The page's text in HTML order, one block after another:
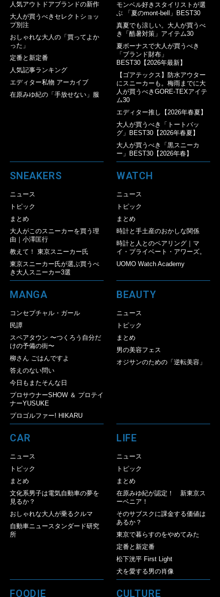
人気アウトドアブランドの新作
大人が買うべきセレクトショッ
プ別注
おしゃれな大人の「買ってよか
った」
定番と新定番
人気記事ランキング
エディター私物 アーカイブ
在原みゆ紀の「手放せない」服
モンベル好きスタイリストが選
ぶ 「夏のmont-bell」BEST30
真夏でも涼しい。大人が買うべ
き「酷暑対策」アイテム30
夏ボーナスで大人が買うべき
「ブランド財布」
BEST30【2026年最新】
【ゴアテックス】防水アウター
にスニーカーも。梅雨までに大
人が買うべきGORE-TEXアイテ
ム30
エディター推し【2026年春夏】
大人が買うべき「トートバッ
グ」BEST30【2026年春夏】
大人が買うべき「黒スニーカ
ー」BEST30【2026年春】
SNEAKERS
ニュース
トピック
まとめ
大人がこのスニーカーを買う理
由｜小澤匡行
教えて！ 東京スニーカー氏
東京スニーカー氏が選ぶ買うべ
き大人スニーカー3選
WATCH
ニュース
トピック
まとめ
時計と手土産のおかしな関係
時計と人とのペアリング｜マ
イ・プライベート・アワーズ。
UOMO Watch Academy
MANGA
コンセプチャル・ガール
民譚
スペアタウン 〜つくろう自分だ
けの予備の街〜
柳さん ごはんですよ
答えのない問い
今日もまたそんな日
プロサウナーSHOW ＆ プロテイ
ナーYUSUKE
プロゴルファー! HIKARU
BEAUTY
ニュース
トピック
まとめ
男の美容フェス
オジサンのための「逆転美容」
CAR
ニュース
トピック
まとめ
文化系男子は電気自動車の夢を
見るか？
おしゃれな大人が乗るクルマ
自動車ニュースタンダード研究
所
LIFE
ニュース
トピック
まとめ
在原みゆ紀が認定！ 新東京ス
ーベニア！
そのサブスクに課金する価値は
あるか？
東京で暮らすのをやめてみた
定番と新定番
松下洸平 First Light
犬を愛する男の肖像
FOODIE CULTURE